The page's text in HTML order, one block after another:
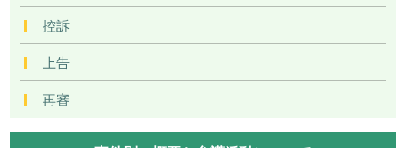
控訴
上告
再審